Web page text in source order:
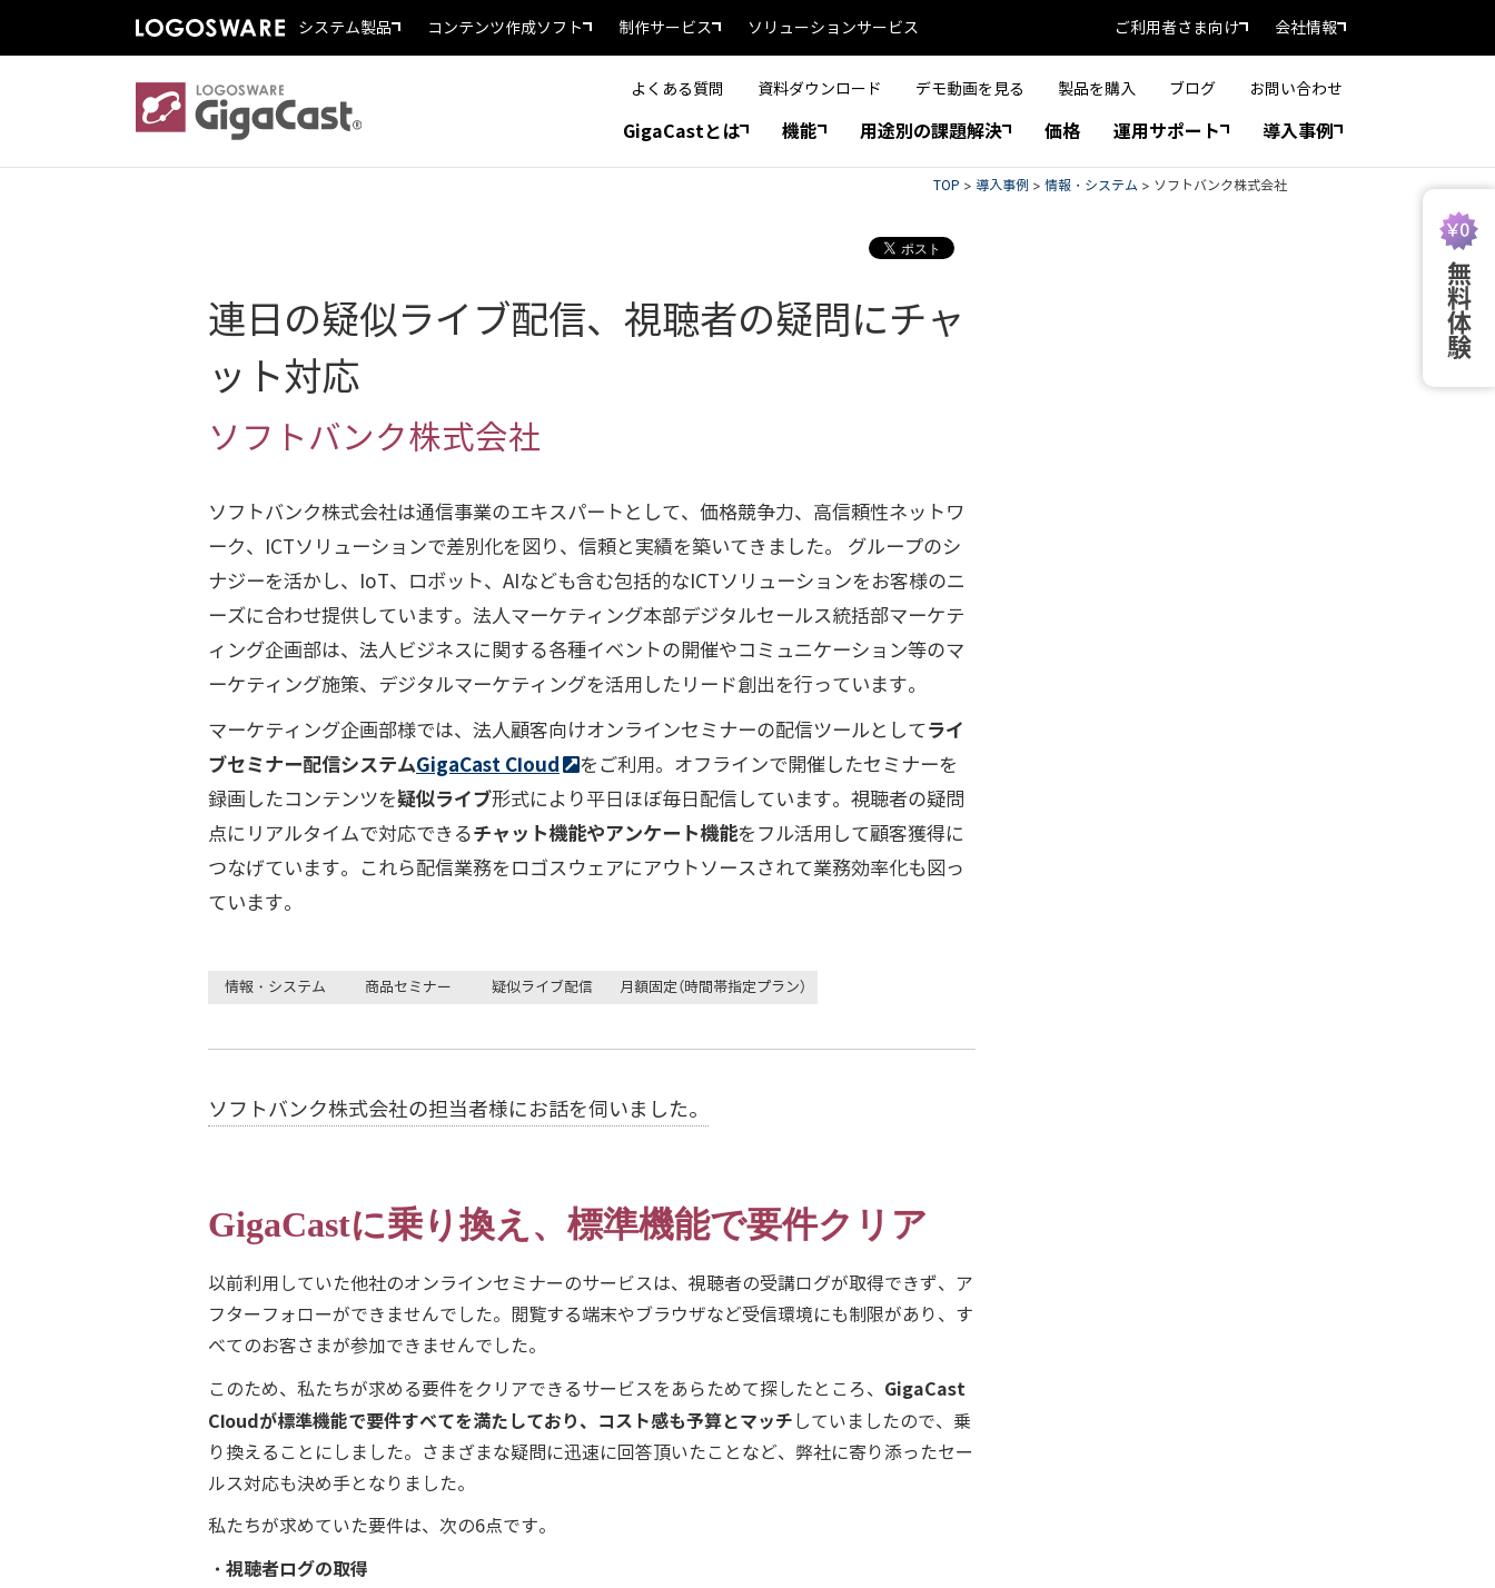
無料体験
システム製品 コンテンツ作成ソフト 制作サービス ソリューションサービス ご利用者さま向け 会社情報
よくある質問 資料ダウンロード デモ動画を見る 製品を購入 ブログ お問い合わせ
GigaCastとは 機能 用途別の課題解決 価格 運用サポート 導入事例
TOP > 導入事例 > 情報・システム > ソフトバンク株式会社
連日の疑似ライブ配信、視聴者の疑問にチャ
ット対応
ソフトバンク株式会社
ソフトバンク株式会社は通信事業のエキスパートとして、価格競争力、高信頼性ネットワ
ーク、ICTソリューションで差別化を図り、信頼と実績を築いてきました。 グループのシ
ナジーを活かし、IoT、ロボット、AIなども含む包括的なICTソリューションをお客様のニ
ーズに合わせ提供しています。法人マーケティング本部デジタルセールス統括部マーケテ
ィング企画部は、法人ビジネスに関する各種イベントの開催やコミュニケーション等のマ
ーケティング施策、デジタルマーケティングを活用したリード創出を行っています。
マーケティング企画部様では、法人顧客向けオンラインセミナーの配信ツールとしてライ
ブセミナー配信システムGigaCast Cloud
をご利用。オフラインで開催したセミナーを
録画したコンテンツを疑似ライブ形式により平日ほぼ毎日配信しています。視聴者の疑問
点にリアルタイムで対応できるチャット機能やアンケート機能をフル活用して顧客獲得に
つなげています。これら配信業務をロゴスウェアにアウトソースされて業務効率化も図っ
ています。
情報・システム 商品セミナー 疑似ライブ配信 月額固定（時間帯指定プラン）
ソフトバンク株式会社の担当者様にお話を伺いました。
GigaCastに乗り換え、標準機能で要件クリア
以前利用していた他社のオンラインセミナーのサービスは、視聴者の受講ログが取得できず、ア
フターフォローができませんでした。閲覧する端末やブラウザなど受信環境にも制限があり、す
べてのお客さまが参加できませんでした。
このため、私たちが求める要件をクリアできるサービスをあらためて探したところ、 GigaCast
Cloudが標準機能で要件すべてを満たしており、コスト感も予算とマッチ していましたので、乗
り換えることにしました。さまざまな疑問に迅速に回答頂いたことなど、弊社に寄り添ったセー
ルス対応も決め手となりました。
私たちが求めていた要件は、次の6点です。
・視聴者ログの取得